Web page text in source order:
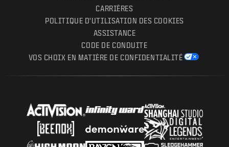
CARRIÈRES
POLITIQUE D'UTILISATION DES COOKIES
ASSISTANCE
CODE DE CONDUITE
VOS CHOIX EN MATIÈRE DE CONFIDENTIALITÉ